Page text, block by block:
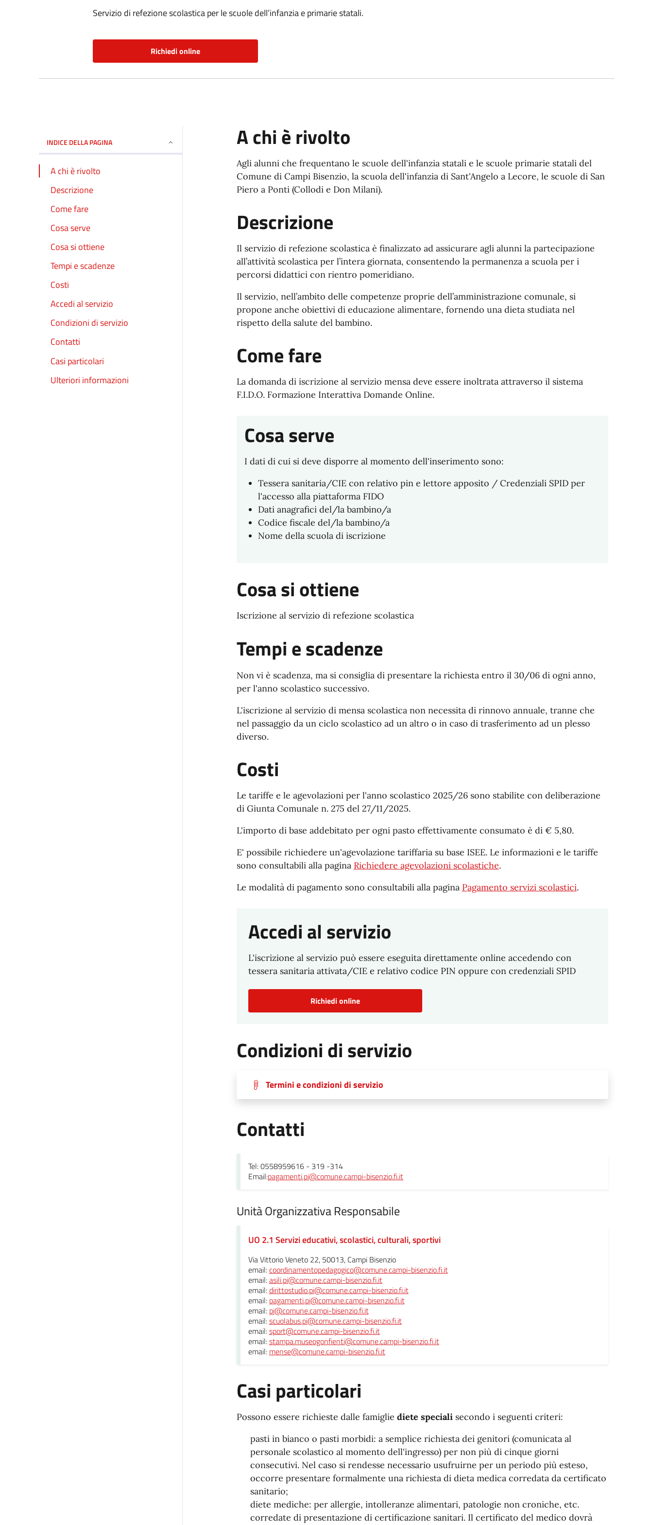
Servizio di refezione scolastica per le scuole dell’infanzia e primarie statali.
Richiedi online
INDICE DELLA PAGINA
A chi è rivolto
Descrizione
Come fare
Cosa serve
Cosa si ottiene
Tempi e scadenze
Costi
Accedi al servizio
Condizioni di servizio
Contatti
Casi particolari
Ulteriori informazioni
A chi è rivolto
Agli alunni che frequentano le scuole dell'infanzia statali e le scuole primarie statali del
Comune di Campi Bisenzio, la scuola dell'infanzia di Sant'Angelo a Lecore, le scuole di San
Piero a Ponti (Collodi e Don Milani).
Descrizione
Il servizio di refezione scolastica è finalizzato ad assicurare agli alunni la partecipazione
all’attività scolastica per l’intera giornata, consentendo la permanenza a scuola per i
percorsi didattici con rientro pomeridiano.
Il servizio, nell’ambito delle competenze proprie dell’amministrazione comunale, si
propone anche obiettivi di educazione alimentare, fornendo una dieta studiata nel
rispetto della salute del bambino.
Come fare
La domanda di iscrizione al servizio mensa deve essere inoltrata attraverso il sistema
F.I.D.O. Formazione Interattiva Domande Online.
Cosa serve
I dati di cui si deve disporre al momento dell'inserimento sono:
Tessera sanitaria/CIE con relativo pin e lettore apposito / Credenziali SPID per
l'accesso alla piattaforma FIDO
Dati anagrafici del/la bambino/a
Codice fiscale del/la bambino/a
Nome della scuola di iscrizione
Cosa si ottiene
Iscrizione al servizio di refezione scolastica
Tempi e scadenze
Non vi è scadenza, ma si consiglia di presentare la richiesta entro il 30/06 di ogni anno,
per l'anno scolastico successivo.
L'iscrizione al servizio di mensa scolastica non necessita di rinnovo annuale, tranne che
nel passaggio da un ciclo scolastico ad un altro o in caso di trasferimento ad un plesso
diverso.
Costi
Le tariffe e le agevolazioni per l'anno scolastico 2025/26 sono stabilite con deliberazione
di Giunta Comunale n. 275 del 27/11/2025.
L'importo di base addebitato per ogni pasto effettivamente consumato è di € 5,80.
E' possibile richiedere un'agevolazione tariffaria su base ISEE. Le informazioni e le tariffe
sono consultabili alla pagina Richiedere agevolazioni scolastiche.
Le modalità di pagamento sono consultabili alla pagina Pagamento servizi scolastici.
Accedi al servizio
L'iscrizione al servizio può essere eseguita direttamente online accedendo con
tessera sanitaria attivata/CIE e relativo codice PIN oppure con credenziali SPID
Richiedi online
Condizioni di servizio
Termini e condizioni di servizio
Contatti
Tel: 0558959616 - 319 -314
Email:pagamenti.pi@comune.campi-bisenzio.fi.it
Unità Organizzativa Responsabile
UO 2.1 Servizi educativi, scolastici, culturali, sportivi
Via Vittorio Veneto 22, 50013, Campi Bisenzio
email:coordinamentopedagogico@comune.campi-bisenzio.fi.it
email:asili.pi@comune.campi-bisenzio.fi.it
email:dirittostudio.pi@comune.campi-bisenzio.fi.it
email: pagamenti.pi@comune.campi-bisenzio.fi.it
email: pi@comune.campi-bisenzio.fi.it
email:scuolabus.pi@comune.campi-bisenzio.fi.it
email:sport@comune.campi-bisenzio.fi.it
email:stampa.museogonfienti@comune.campi-bisenzio.fi.it
email: mense@comune.campi-bisenzio.fi.it
Casi particolari
Possono essere richieste dalle famiglie diete specialisecondo i seguenti criteri:
pasti in bianco o pasti morbidi: a semplice richiesta dei genitori (comunicata al
personale scolastico al momento dell'ingresso) per non più di cinque giorni
consecutivi. Nel caso si rendesse necessario usufruirne per un periodo più esteso,
occorre presentare formalmente una richiesta di dieta medica corredata da certificato
sanitario;
diete mediche: per allergie, intolleranze alimentari, patologie non croniche, etc.
corredate di presentazione di certificazione sanitari. Il certificato del medico dovrà